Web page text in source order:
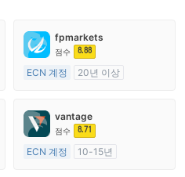
fpmarkets
점수 8.88
ECN 계정
20년 이상
외환 거래 라이선스 (MM)
마스터 레이블 MT4
vantage
점수 8.71
ECN 계정
10-15년